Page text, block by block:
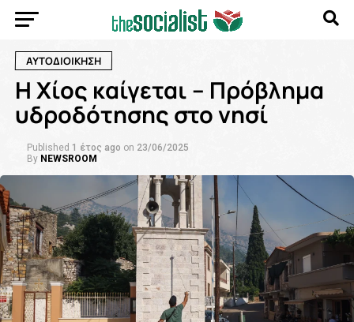
ΑΥΤΟΔΙΟΙΚΗΣΗ
H Χίος καίγεται – Πρόβλημα
υδροδότησης στο νησί
Published 1 έτος ago on 23/06/2025
By NEWSROOM